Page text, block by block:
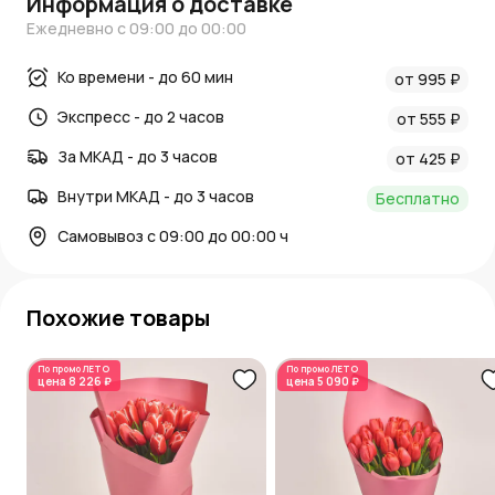
Ежедневно с 09:00 до 00:00
Ко времени - до 60 мин
от 995 ₽
Экспресс - до 2 часов
от 555 ₽
За МКАД - до 3 часов
от 425 ₽
Внутри МКАД - до 3 часов
Бесплатно
Самовывоз с 09:00 до 00:00 ч
Похожие товары
По промоЛЕТО
цена 8 226 ₽
По промоЛЕТО
цена 5 090 ₽